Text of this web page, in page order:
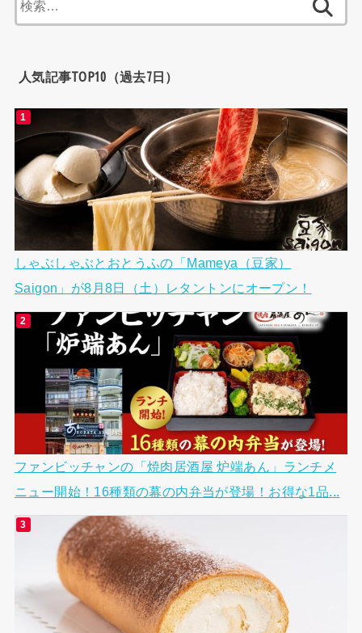
索:
人気記事TOP10（過去7日）
しゃぶしゃぶとおとうふの「Mameya（豆家）
Saigon」が8月8日（土）レタントンにオープン！
ファンビッチャンの「焼肉居酒屋 炉端あん」ランチメ
ニュー開始！16種類の幕の内弁当が登場！お得な1品...